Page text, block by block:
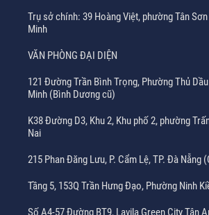
Trụ sở chính: 39 Hoàng Việt, phường Tân
Minh
VĂN PHÒNG ĐẠI DIỆN
121 Đường Trần Bình Trọng, Phường Thủ
Minh (Bình Dương cũ)
K38 Đường D3, Khu 2, Khu phố 2, phường
Nai
215 Phan Đăng Lưu, P. Cẩm Lệ, TP. Đà Nẵng
Tầng 5, 153Q Trần Hưng Đạo, Phường Ninh
Số A4-57 Đường BT9, Lavila Green City Tân